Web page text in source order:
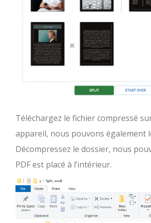
Téléchargez le fichier compressé
appareil, nous pouvons également
Décompressez le dossier, nous
PDF est placé à l’intérieur.